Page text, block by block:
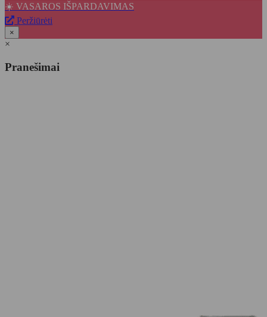
☀️ VASAROS IŠPARDAVIMAS
Peržiūrėti
×
×
Pranešimai